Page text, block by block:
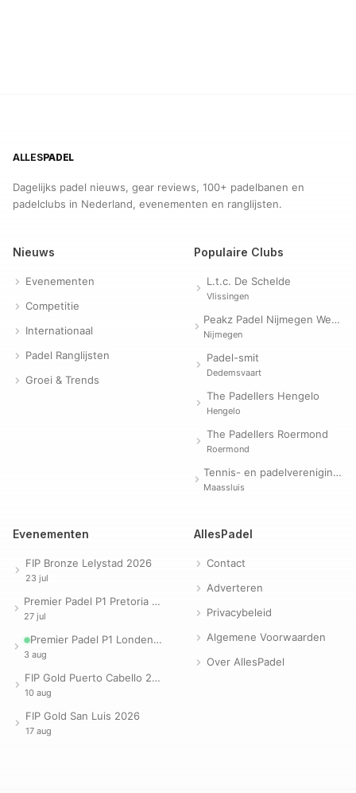
ALLESPADEL
Dagelijks padel nieuws, gear reviews, 100+ padelbanen en
padelclubs in Nederland, evenementen en ranglijsten.
Nieuws
Evenementen
Competitie
Internationaal
Padel Ranglijsten
Groei & Trends
Populaire Clubs
L.t.c. De Schelde
Vlissingen
Peakz Padel Nijmegen Westerpark | Padelclub
Nijmegen
Padel-smit
Dedemsvaart
The Padellers Hengelo
Hengelo
The Padellers Roermond
Roermond
Tennis- en padelvereniging Evergreen
Maassluis
Evenementen
FIP Bronze Lelystad 2026
23 jul
Premier Padel P1 Pretoria 2026
27 jul
Premier Padel P1 Londen 2026
3 aug
FIP Gold Puerto Cabello 2026
10 aug
FIP Gold San Luis 2026
17 aug
AllesPadel
Contact
Adverteren
Privacybeleid
Algemene Voorwaarden
Over AllesPadel